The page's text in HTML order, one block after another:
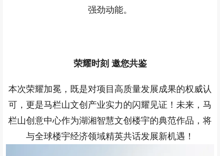
强劲动能。
荣耀时刻 邀您共鉴
本次荣耀加冕，既是对项目高质量发展成果的权威认
可，更是马栏山文创产业实力的闪耀见证！未来，马
栏山创意中心作为湖湘智慧文创楼宇的典范作品，将
与全球楼宇经济领域精英共话发展新机遇！